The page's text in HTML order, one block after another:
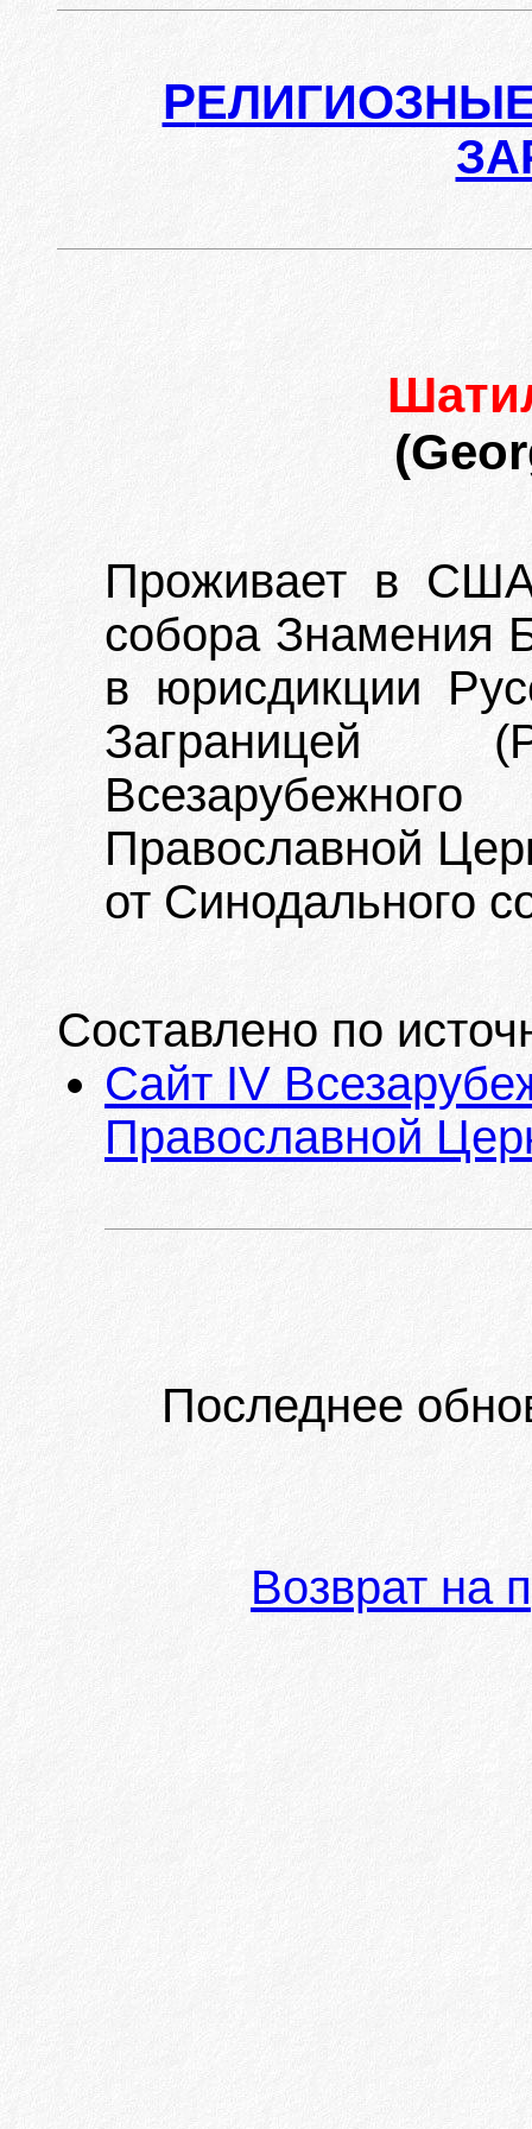
Р
Проживает в
собора Знамения
в юрисдикции
Заграницей
Православной
от Синодального
Составлено по
Сайт IV
Православной
Последнее
Возврат на